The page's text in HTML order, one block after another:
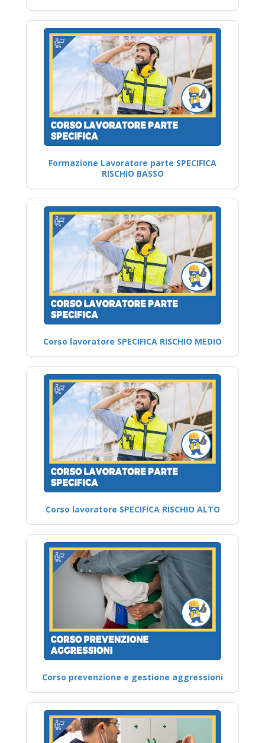
Formazione Lavoratore parte SPECIFICA
RISCHIO BASSO
Corso lavoratore SPECIFICA RISCHIO MEDIO
Corso lavoratore SPECIFICA RISCHIO ALTO
Corso prevenzione e gestione aggressioni